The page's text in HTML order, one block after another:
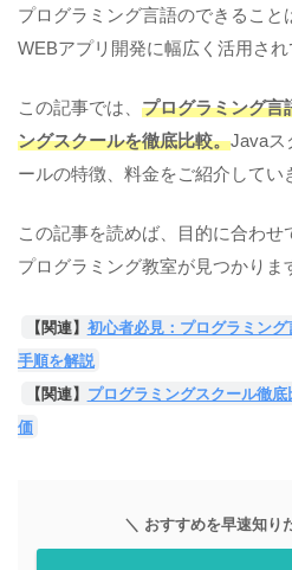
プログラミング言語のできること
WEBアプリ開発に幅広く活用され
この記事では、 プログラミング言
ングスクールを徹底比較。Javaス
ールの特徴、料金をご紹介してい
この記事を読めば、目的に合わせ
プログラミング教室が見つかりま
【関連】 初心者必見：プログラミン
手順を解説
【関連】 プログラミングスクール徹
価
＼ おすすめを早速知り